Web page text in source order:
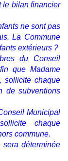
le bilan financier
ne sont pas
La Commune
extérieurs ?
du Conseil
que Madame
sollicite chaque
de subventions
Municipal
chaque
commune.
déterminée